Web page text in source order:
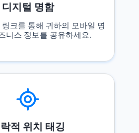
디지털 명함
크를 통해 귀하의 모바일 명
니스 정보를 공유하세요.
적 위치 태깅